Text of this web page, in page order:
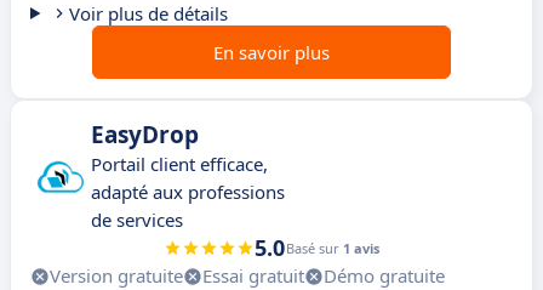
Voir plus de détails
En savoir plus
EasyDrop
Portail client efficace,
adapté aux professions
de services
5.0Basé sur 1 avis
Version gratuite Essai gratuit
Démo gratuite